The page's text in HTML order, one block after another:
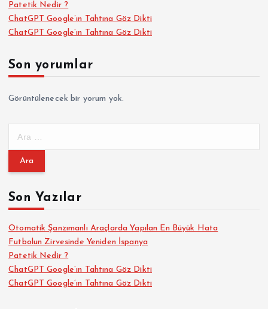
Patetik Nedir ?
ChatGPT Google’ın Tahtına Göz Dikti
ChatGPT Google’ın Tahtına Göz Dikti
Son yorumlar
Görüntülenecek bir yorum yok.
m
:Son Yazılar
Otomatik Şanzımanlı Araçlarda Yapılan En Büyük Hata
Futbolun Zirvesinde Yeniden İspanya
Patetik Nedir ?
ChatGPT Google’ın Tahtına Göz Dikti
ChatGPT Google’ın Tahtına Göz Dikti